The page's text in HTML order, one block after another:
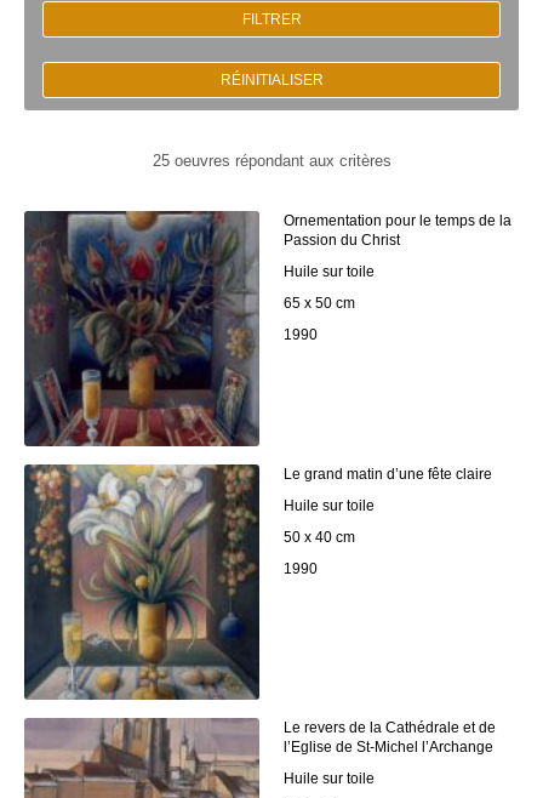
FILTRER
RÉINITIALISER
25 oeuvres répondant aux critères
Ornementation pour le temps de la
Passion du Christ
Huile sur toile
65 x 50 cm
1990
Le grand matin d’une fête claire
Huile sur toile
50 x 40 cm
1990
Le revers de la Cathédrale et de
l’Eglise de St-Michel l’Archange
Huile sur toile